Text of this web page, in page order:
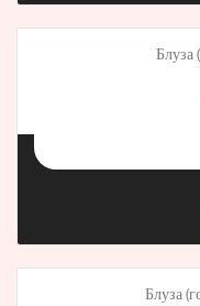
Блуза
Блуза